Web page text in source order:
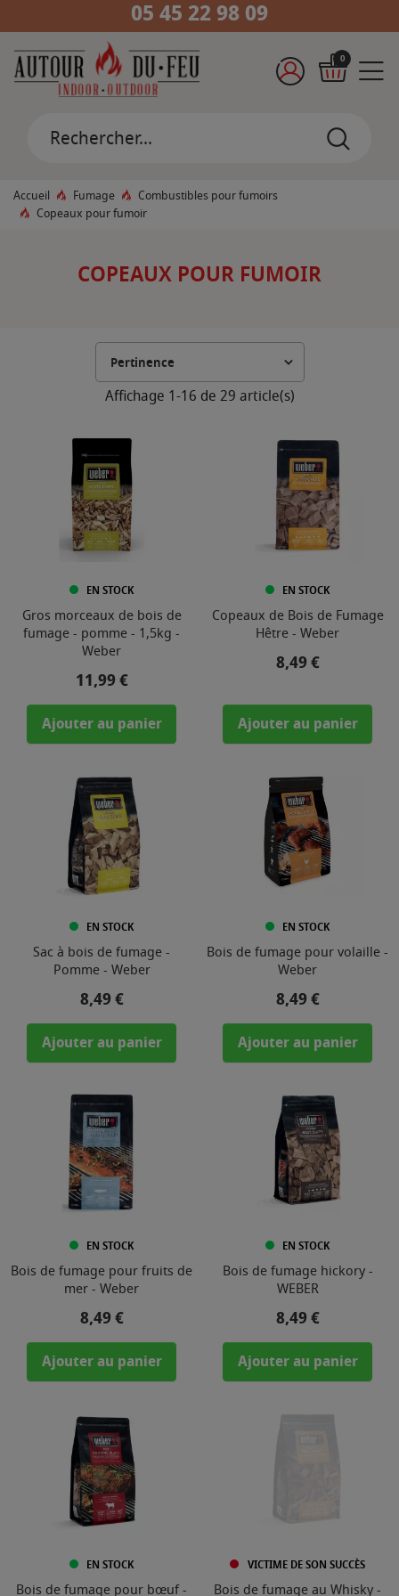
05 45 22 98 09
0
Accueil Fumage
Combustibles pour fumoirs
Copeaux pour fumoir
COPEAUX POUR FUMOIR
Affichage 1-16 de 29 article(s)
EN STOCK
Gros morceaux de bois de
fumage - pomme - 1,5kg -
Weber
Prix
11,99 €
Ajouter au panier
EN STOCK
Copeaux de Bois de Fumage
Hêtre - Weber
Prix
8,49 €
Ajouter au panier
EN STOCK
Sac à bois de fumage -
Pomme - Weber
Prix
8,49 €
Ajouter au panier
EN STOCK
Bois de fumage pour volaille -
Weber
Prix
8,49 €
Ajouter au panier
EN STOCK
Bois de fumage pour fruits de
mer - Weber
Prix
8,49 €
Ajouter au panier
EN STOCK
Bois de fumage hickory -
WEBER
Prix
8,49 €
Ajouter au panier
EN STOCK
Bois de fumage pour bœuf -
VICTIME DE SON SUCCÈS
Bois de fumage au Whisky -